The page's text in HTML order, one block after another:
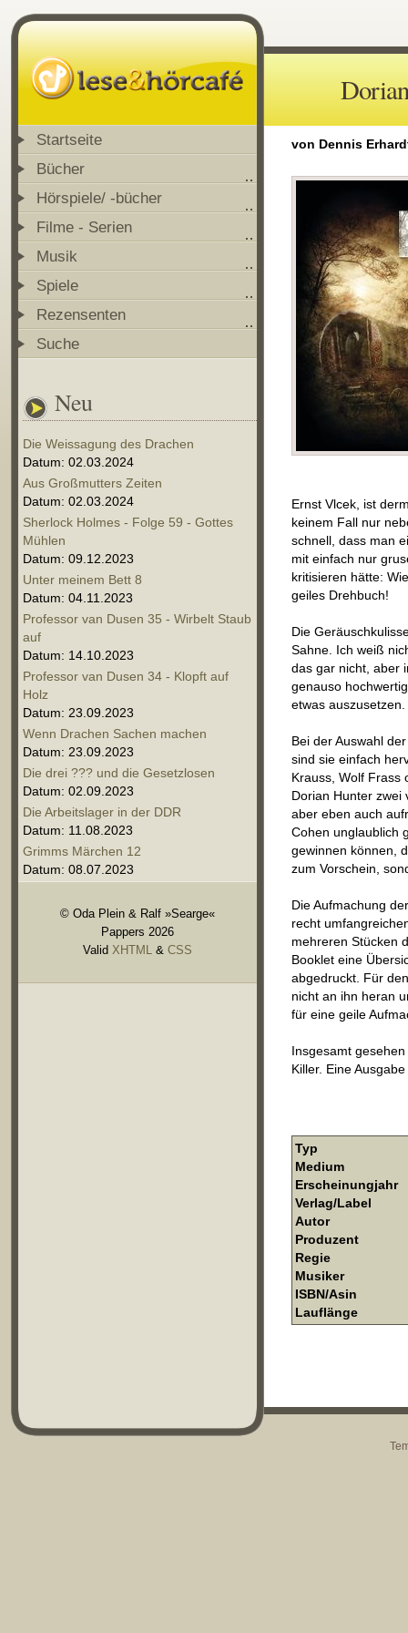
Startseite
Bücher
Hörspiele/ -bücher
Filme - Serien
Musik
Spiele
Rezensenten
Suche
Neu
Die Weissagung des Drachen
Datum: 02.03.2024
Aus Großmutters Zeiten
Datum: 02.03.2024
Sherlock Holmes - Folge 59 - Gottes
Mühlen
Datum: 09.12.2023
Unter meinem Bett 8
Datum: 04.11.2023
Professor van Dusen 35 - Wirbelt Staub
auf
Datum: 14.10.2023
Professor van Dusen 34 - Klopft auf
Holz
Datum: 23.09.2023
Wenn Drachen Sachen machen
Datum: 23.09.2023
Die drei ??? und die Gesetzlosen
Datum: 02.09.2023
Die Arbeitslager in der DDR
Datum: 11.08.2023
Grimms Märchen 12
Datum: 08.07.2023
© Oda Plein & Ralf »Searge«
Pappers 2026
Valid XHTML & CSS
von Dennis
Ernst Vlcek, ist
keinem Fall nur
schnell, dass man
mit einfach nur
kritisieren hätte:
geiles Drehbuch!
Die
Sahne. Ich weiß
das gar nicht, aber
genauso
etwas
Bei der Auswahl
sind sie einfach
Krauss, Wolf Frass
Dorian Hunter zwei
aber eben auch
Cohen unglaublich
gewinnen können,
zum Vorschein,
Die Aufmachung
recht
mehreren Stücken
Booklet eine
abgedruckt. Für
nicht an ihn heran
für eine geile
Insgesamt
Killer. Eine
Typ
Medium
Erscheinungjahr
Verlag/Label
Autor
Produzent
Regie
Musiker
ISBN/Asin
Lauflänge